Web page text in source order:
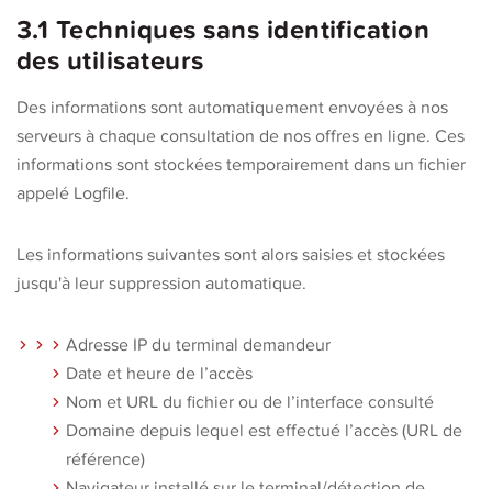
3.1 Techniques sans identification
des utilisateurs
Des informations sont automatiquement envoyées à nos
serveurs à chaque consultation de nos offres en ligne. Ces
informations sont stockées temporairement dans un fichier
appelé Logfile.
Les informations suivantes sont alors saisies et stockées
jusqu'à leur suppression automatique.
Adresse IP du terminal demandeur
Date et heure de l’accès
Nom et URL du fichier ou de l’interface consulté
Domaine depuis lequel est effectué l’accès (URL de
référence)